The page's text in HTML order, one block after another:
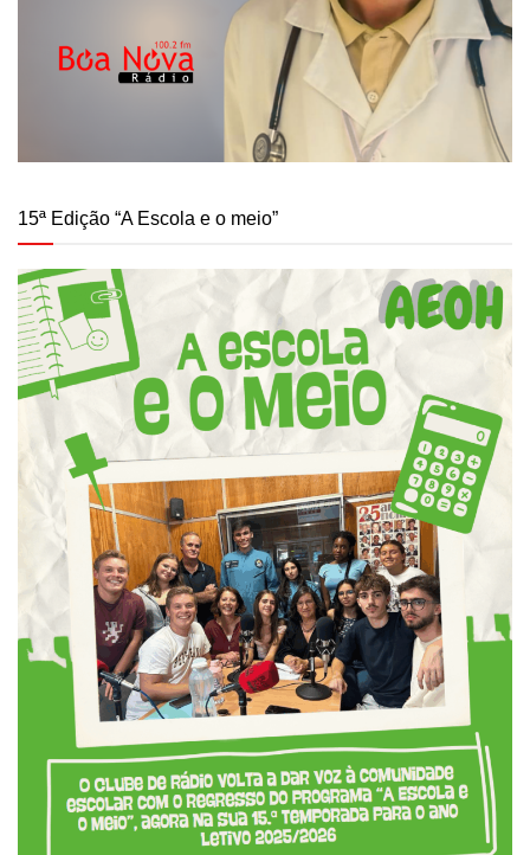
15ª Edição “A Escola e o meio”